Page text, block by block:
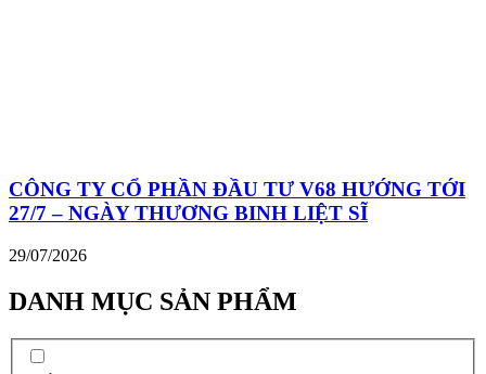
CÔNG TY CỔ PHẦN ĐẦU TƯ V68 HƯỚNG TỚI
27/7 – NGÀY THƯƠNG BINH LIỆT SĨ
29/07/2026
DANH MỤC SẢN PHẨM